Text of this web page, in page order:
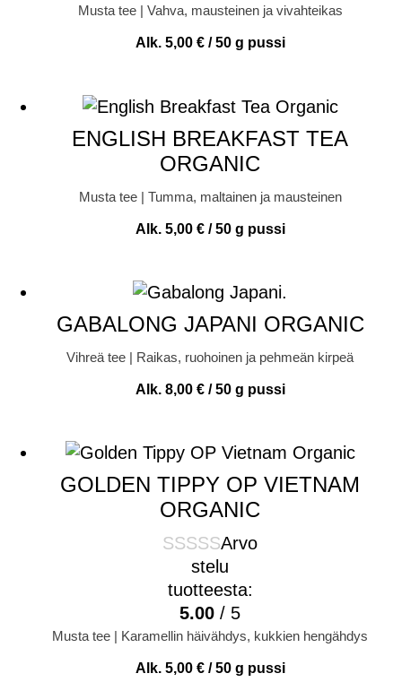
Musta tee | Vahva, mausteinen ja vivahteikas
Alk. 5,00 €/ 50 g pussi
ENGLISH BREAKFAST TEA
ORGANIC
Musta tee | Tumma, maltainen ja mausteinen
Alk. 5,00 €/ 50 g pussi
GABALONG JAPANI ORGANIC
Vihreä tee | Raikas, ruohoinen ja pehmeän kirpeä
Alk. 8,00 €/ 50 g pussi
GOLDEN TIPPY OP VIETNAM
ORGANIC
Arvo
stelu
tuotteesta:
5.00 / 5
Musta tee | Karamellin häivähdys, kukkien hengähdys
Alk. 5,00 €/ 50 g pussi